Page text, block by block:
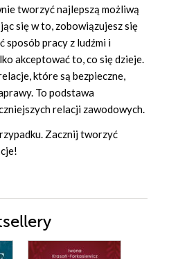
tworzyć najlepszą możliwą
się w to, zobowiązujesz się
sposób pracy z ludźmi i
akceptować to, co się dzieje.
które są bezpieczne,
To podstawa
relacji zawodowych.
Zacznij tworzyć